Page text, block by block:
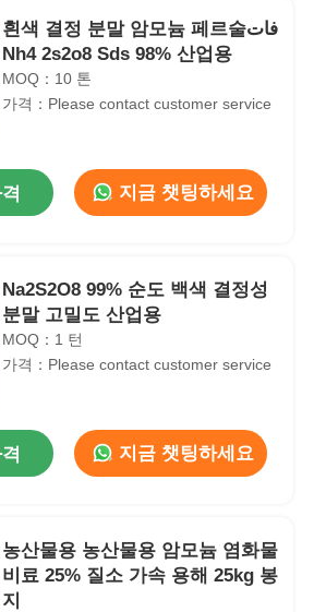
흰색 결정 분말 암모늄 페르술فات
Nh4 2s2o8 Sds 98% 산업용
MOQ：10 톤
가격：Please contact customer service
지금 챗팅하세요
Na2S2O8 99% 순도 백색 결정성
분말 고밀도 산업용
MOQ：1 턴
가격：Please contact customer service
지금 챗팅하세요
농산물용 농산물용 암모늄 염화물
비료 25% 질소 가속 용해 25kg 봉
지